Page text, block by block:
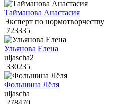
Тайманова Анастасия
Эксперт по нормотворчеству
723335
Ульянова Елена
uljascha2
330235
Фольшина Лёля
uljascha